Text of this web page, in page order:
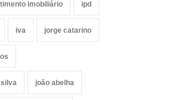
imobiliário ipd
iva jorge catarino
joão abelha